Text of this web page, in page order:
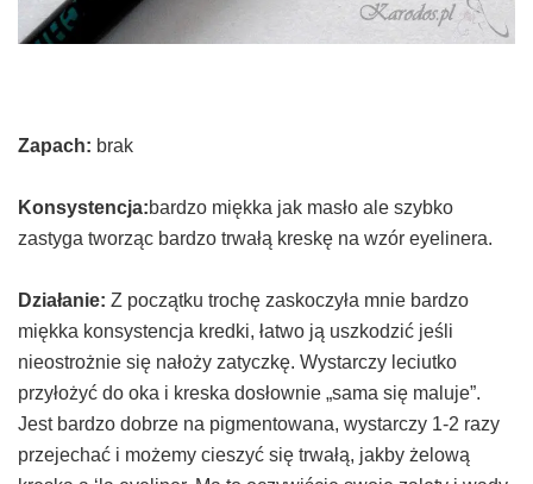
Zapach: brak
Konsystencja:bardzo miękka jak masło ale szybko
zastyga tworząc bardzo trwałą kreskę na wzór eyelinera.
Działanie: Z początku trochę zaskoczyła mnie bardzo
miękka konsystencja kredki, łatwo ją uszkodzić jeśli
nieostrożnie się nałoży zatyczkę. Wystarczy leciutko
przyłożyć do oka i kreska dosłownie „sama się maluje”.
Jest bardzo dobrze na pigmentowana, wystarczy 1-2 razy
przejechać i możemy cieszyć się trwałą, jakby żelową